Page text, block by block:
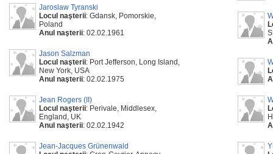
Jaroslaw Tyranski
Locul naşterii: Gdansk, Pomorskie,
Poland
Anul naşterii: 02.02.1961
Jason Salzman
Locul naşterii: Port Jefferson, Long Island,
New York, USA
Anul naşterii: 02.02.1975
Jean Rogers (II)
Locul naşterii: Perivale, Middlesex,
England, UK
Anul naşterii: 02.02.1942
Jean-Jacques Grünenwald